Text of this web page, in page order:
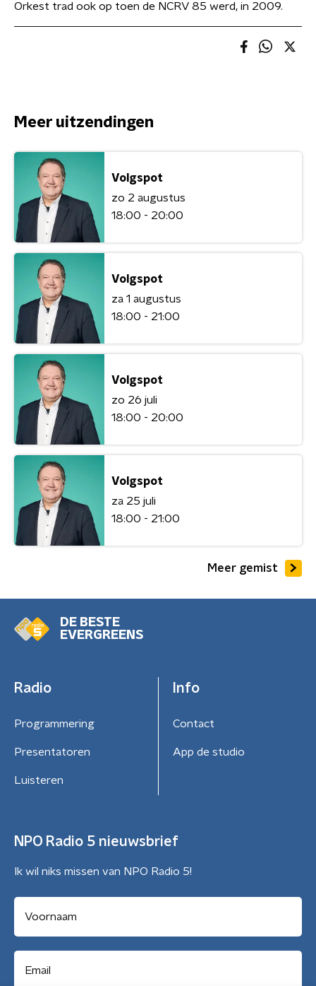
Orkest trad ook op toen de NCRV 85 werd, in 2009.
Meer uitzendingen
Volgspot
zo 2 augustus
18:00 - 20:00
Volgspot
za 1 augustus
18:00 - 21:00
Volgspot
zo 26 juli
18:00 - 20:00
Volgspot
za 25 juli
18:00 - 21:00
Meer gemist
DE BESTE
EVERGREENS
Radio
Programmering
Presentatoren
Luisteren
Info
Contact
App de studio
NPO Radio 5 nieuwsbrief
Ik wil niks missen van NPO Radio 5!